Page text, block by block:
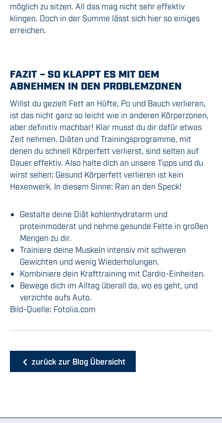
möglich zu sitzen. All das mag nicht sehr effektiv
klingen. Doch in der Summe lässt sich hier so einiges
erreichen.
FAZIT – SO KLAPPT ES MIT DEM
ABNEHMEN IN DEN PROBLEMZONEN
Willst du gezielt Fett an Hüfte, Po und Bauch verlieren,
ist das nicht ganz so leicht wie in anderen Körperzonen,
aber definitiv machbar! Klar musst du dir dafür etwas
Zeit nehmen. Diäten und Trainingsprogramme, mit
denen du schnell Körperfett verlierst, sind selten auf
Dauer effektiv. Also halte dich an unsere Tipps und du
wirst sehen: Gesund Körperfett verlieren ist kein
Hexenwerk. In diesem Sinne: Ran an den Speck!
Gestalte deine Diät kohlenhydratarm und
proteinmoderat und nehme gesunde Fette in großen
Mengen zu dir.
Trainiere deine Muskeln intensiv mit schweren
Gewichten und wenig Wiederholungen.
Kombiniere dein Krafttraining mit Cardio-Einheiten.
Bewege dich im Alltag überall da, wo es geht, und
verzichte aufs Auto.
Bild-Quelle: Fotolia.com
zurück zur Blog Übersicht